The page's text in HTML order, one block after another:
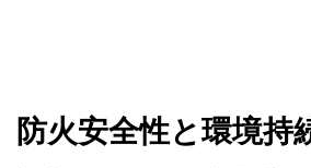
防火安全性と環境持